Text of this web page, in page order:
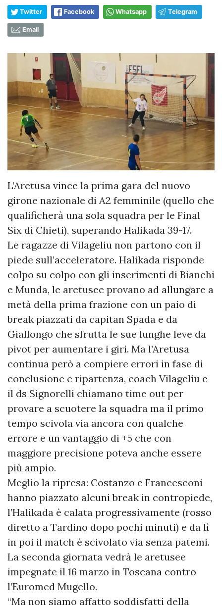
Twitter Facebook Whatsapp Telegram
Email
L’Aretusa vince la prima gara del nuovo
girone nazionale di A2 femminile (quello che
qualificherà una sola squadra per le Final
Six di Chieti), superando Halikada 39-17.
Le ragazze di Vilageliu non partono con il
piede sull’acceleratore. Halikada risponde
colpo su colpo con gli inserimenti di Bianchi
e Munda, le aretusee provano ad allungare a
metà della prima frazione con un paio di
break piazzati da capitan Spada e da
Giallongo che sfrutta le sue lunghe leve da
pivot per aumentare i giri. Ma l’Aretusa
continua però a compiere errori in fase di
conclusione e ripartenza, coach Vilageliu e
il ds Signorelli chiamano time out per
provare a scuotere la squadra ma il primo
tempo scivola via ancora con qualche
errore e un vantaggio di +5 che con
maggiore precisione poteva anche essere
più ampio.
Meglio la ripresa: Costanzo e Francesconi
hanno piazzato alcuni break in contropiede,
l’Halikada è calata progressivamente (rosso
diretto a Tardino dopo pochi minuti) e da lì
in poi il match è scivolato via senza patemi.
La seconda giornata vedrà le aretusee
impegnate il 16 marzo in Toscana contro
l’Euromed Mugello.
“Ma non siamo affatto soddisfatti della